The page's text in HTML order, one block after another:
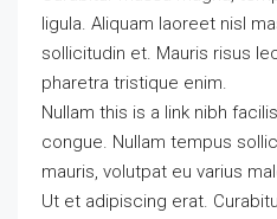
ligula. Aliquam laoreet nisl
sollicitudin et. Mauris risus
pharetra tristique enim.
Nullam this is a link nibh
congue. Nullam tempus
mauris, volutpat eu varius
Ut et adipiscing erat.